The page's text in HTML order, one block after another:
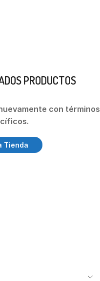
PRODUCTOS
con términos
Tienda